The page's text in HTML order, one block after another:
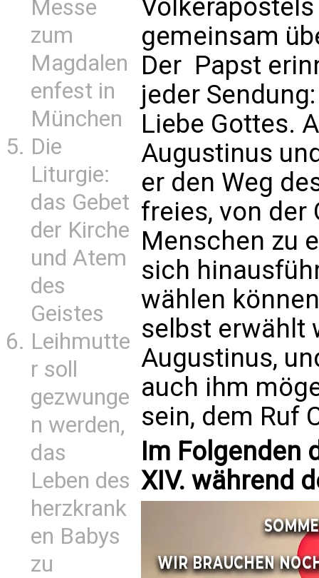
Messe
zum
Magdalen
enfest in
München
Die
Liturgie:
das Gebet
der Kirche
und Atem
des
Geistes
Leihmutte
r soll
gezwunge
n werden,
das
Leben des
herzkrank
en Babys
zu
gemeinsam
Der Papst
jeder
Liebe Gottes.
Augustinus
er den Weg
freies, von der
Menschen zu
sich
wählen
selbst erwählt
Augustinus,
auch ihm
sein, dem Ruf
Im Folgenden
XIV. während